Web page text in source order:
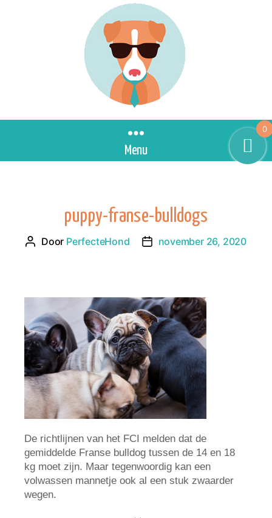
Menu
puppy-franse-bulldogs
Berichtauteur
Door PerfecteHond Berichtdatum
november 26, 2020
De richtlijnen van het FCI melden dat de
gemiddelde Franse bulldog tussen de 14 en 18
kg moet zijn. Maar tegenwoordig kan een
volwassen mannetje ook al een stuk zwaarder
wegen.
0